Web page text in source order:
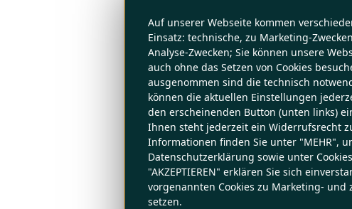
Auf unserer Webseite kommen
Einsatz: technische, zu Marketing-
Analyse-Zwecken; Sie können unsere
auch ohne das Setzen von Cookies
ausgenommen sind die technisch
können die aktuellen Einstellungen
den erscheinenden Button (unten links)
Ihnen steht jederzeit ein Widerrufsrecht
Informationen finden Sie unter "MEHR",
Datenschutzerklärung sowie unter
"AKZEPTIEREN" erklären Sie sich
vorgenannten Cookies zu Marketing- und
setzen.